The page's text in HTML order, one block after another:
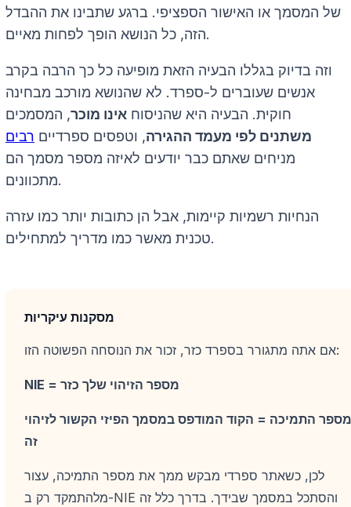
של המסמך או האישור הספציפי. ברגע שתבינו את ההבדל
הזה, כל הנושא הופך לפחות מאיים.
וזה בדיוק בגללו הבעיה הזאת מופיעה כל כך הרבה בקרב
אנשים שעוברים ל-ספרד. לא שהנושא מורכב מבחינה
חוקית. הבעיה היא שהניסוח אינו מוכר, המסמכים
משתנים לפי מעמד ההגירה, וטפסים ספרדיים רבים
מניחים שאתם כבר יודעים לאיזה מספר מסמך הם
מתכוונים.
הנחיות רשמיות קיימות, אבל הן כתובות יותר כמו עזרה
טכנית מאשר כמו מדריך למתחילים.
מסקנות עיקריות
אם אתה מתגורר בספרד כזר, זכור את הנוסחה הפשוטה הזו:
NIE = מספר הזיהוי שלך כזר
מספר התמיכה = הקוד המודפס במסמך הפיזי הקשור לזיהוי
זה
לכן, כשאתר ספרדי מבקש ממך את מספר התמיכה, עצור
מלהתמקד רק ב-NIE והסתכל במסמך שבידך. בדרך כלל זה